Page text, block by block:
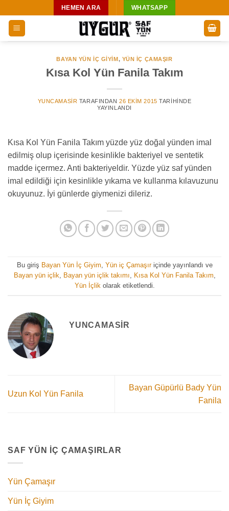
atla
HEMEN ARA WHATSAPP
BAYAN YÜN İÇ GIYIM, YÜN IÇ ÇAMAŞIR
Kısa Kol Yün Fanila Takım
YUNCAMASIR TARAFINDAN 26 EKIM 2015 TARIHINDE
YAYINLANDI
Kısa Kol Yün Fanila Takım yüzde yüz doğal yünden imal
edilmiş olup içerisinde kesinlikle bakteriyel ve sentetik
madde içermez. Anti bakteriyeldir. Yüzde yüz saf yünden
imal edildiği için kesinlikle yıkama ve kullanma kılavuzunu
okuyunuz. İyi günlerde giymenizi dileriz.
Bu giriş Bayan Yün İç Giyim Yün iç Çamaşıriçinde yayınlandı ve
Bayan yün içlik
Bayan yün içlik takımı Kısa Kol Yün Fanila Takım
Yün İçlik olarak etiketlendi.
YUNCAMASIR
Uzun Kol Yün Fanila
Bayan Güpürlü Bady Yün
Fanila
SAF YÜN İÇ ÇAMAŞIRLAR
Yün Çamaşır
Yün İç Giyim